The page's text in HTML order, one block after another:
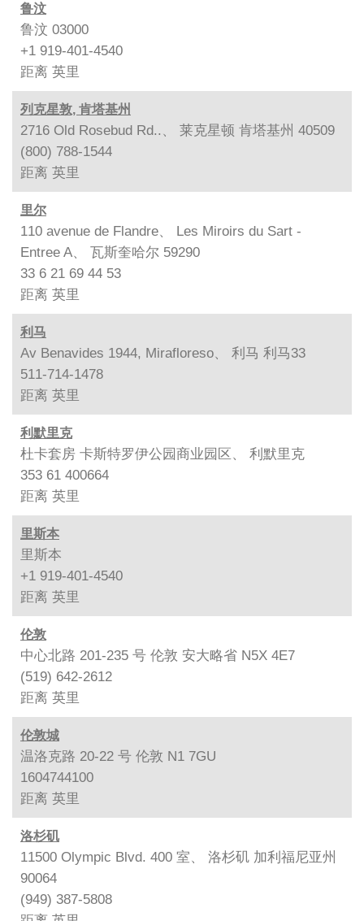
鲁汶
鲁汶 03000
+1 919-401-4540
距离 英里
列克星敦, 肯塔基州
2716 Old Rosebud Rd..、 莱克星顿 肯塔基州 40509
(800) 788-1544
距离 英里
里尔
110 avenue de Flandre、 Les Miroirs du Sart -
Entree A、 瓦斯奎哈尔 59290
33 6 21 69 44 53
距离 英里
利马
Av Benavides 1944, Mirafloreso、 利马 利马33
511-714-1478
距离 英里
利默里克
杜卡套房 卡斯特罗伊公园商业园区、 利默里克
353 61 400664
距离 英里
里斯本
里斯本
+1 919-401-4540
距离 英里
伦敦
中心北路 201-235 号 伦敦 安大略省 N5X 4E7
(519) 642-2612
距离 英里
伦敦城
温洛克路 20-22 号 伦敦 N1 7GU
1604744100
距离 英里
洛杉矶
11500 Olympic Blvd. 400 室、 洛杉矶 加利福尼亚州
90064
(949) 387-5808